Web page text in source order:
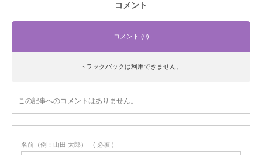
コメント
コメント (0)
トラックバックは利用できません。
この記事へのコメントはありません。
名前（例：山田 太郎） ( 必須 )